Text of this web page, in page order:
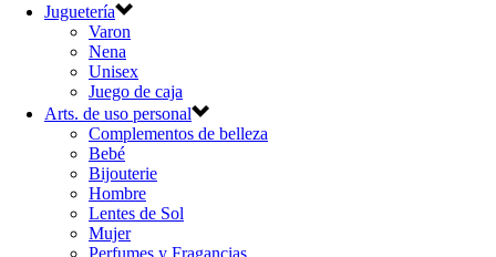
Juguetería
Varon
Nena
Unisex
Juego de caja
Arts. de uso personal
Complementos de belleza
Bebé
Bijouterie
Hombre
Lentes de Sol
Mujer
Perfumes y Fragancias